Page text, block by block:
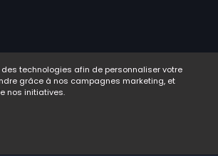
technologies afin de personnaliser votre
grâce à nos campagnes marketing, et
nos initiatives.